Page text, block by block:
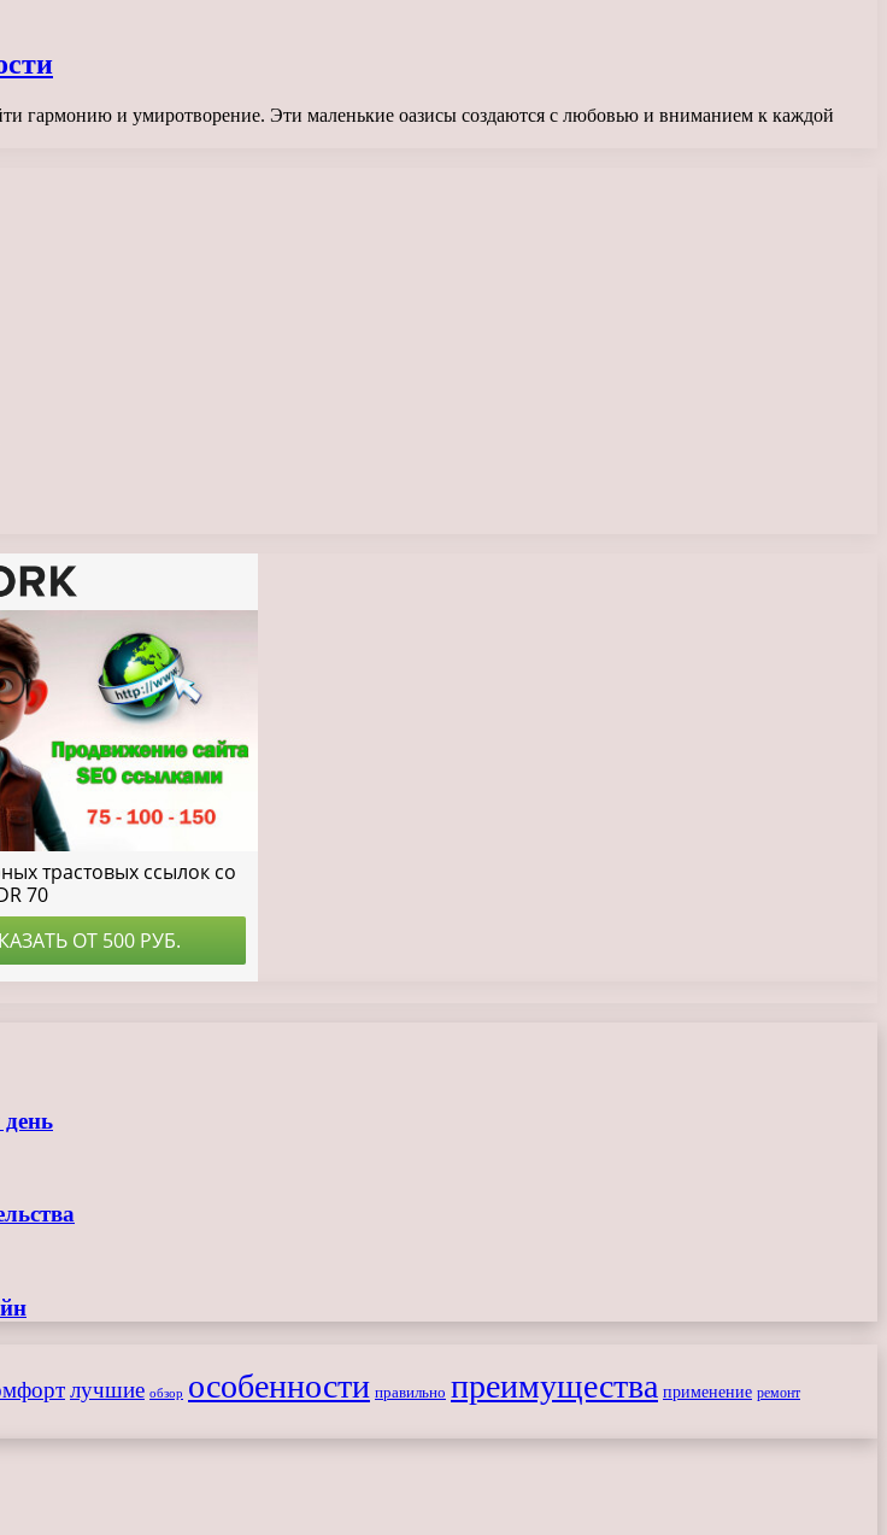
гармонию и умиротворение. Эти маленькие оазисы создаются с любовью и вниманием к каждой
лучшие обзор особенности правильно преимущества применение ремонт